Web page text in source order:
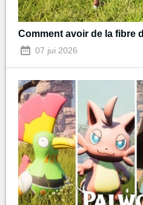
Comment avoir de la fibre
07 jui 2026